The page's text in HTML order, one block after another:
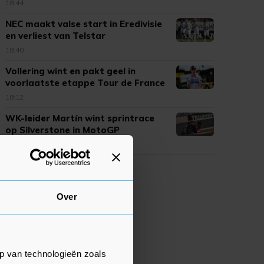
Over
van technologieën zoals
18:44
NEC maakt valse start in Eredivisie
en verliest van Telstar
18:40
Vollering wint en pakt geel in
voorlaatste etappe Tour de France
18:12
WK-leider Martín wint sprintrace
op Silverstone in MotoGP